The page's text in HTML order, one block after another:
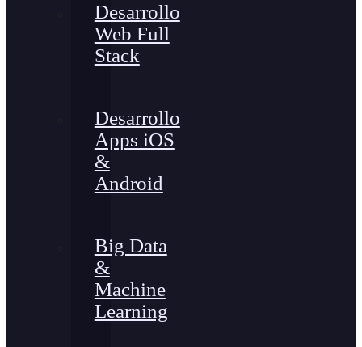
Desarrollo
Web Full
Stack
Desarrollo
Apps iOS
&
Android
Big Data
&
Machine
Learning